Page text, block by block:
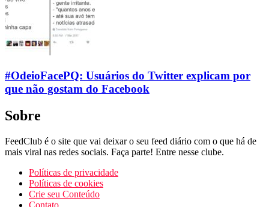
#OdeioFacePQ: Usuários do Twitter explicam por
que não gostam do Facebook
Sobre
FeedClub é o site que vai deixar o seu feed diário com o que há de
mais viral nas redes sociais. Faça parte! Entre nesse clube.
Políticas de privacidade
Políticas de cookies
Crie seu Conteúdo
Contato